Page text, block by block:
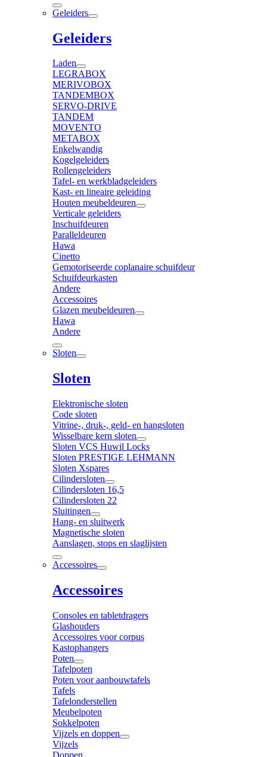
Geleiders
Geleiders
Laden
LEGRABOX
MERIVOBOX
TANDEMBOX
SERVO-DRIVE
TANDEM
MOVENTO
METABOX
Enkelwandig
Kogelgeleiders
Rollengeleiders
Tafel- en werkbladgeleiders
Kast- en lineaire geleiding
Houten meubeldeuren
Verticale geleiders
Inschuifdeuren
Paralleldeuren
Hawa
Cinetto
Gemotoriseerde coplanaire schuifdeur
Schuifdeurkasten
Andere
Accessoires
Glazen meubeldeuren
Hawa
Andere
Sloten
Sloten
Elektronische sloten
Code sloten
Vitrine-, druk-, geld- en hangsloten
Wisselbare kern sloten
Sloten VCS Huwil Locks
Sloten PRESTIGE LEHMANN
Sloten Xspares
Cilindersloten
Cilindersloten 16,5
Cilindersloten 22
Sluitingen
Hang- en sluitwerk
Magnetische sloten
Aanslagen, stops en slaglijsten
Accessoires
Accessoires
Consoles en tabletdragers
Glashouders
Accessoires voor corpus
Kastophangers
Poten
Tafelpoten
Poten voor aanbouwtafels
Tafels
Tafelonderstellen
Meubelpoten
Sokkelpoten
Vijzels en doppen
Vijzels
Doppen